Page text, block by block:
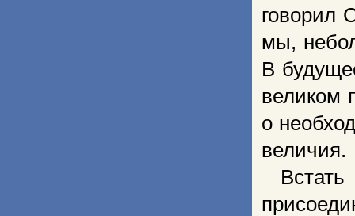
говорил
мы,
В
великом
о
величия.